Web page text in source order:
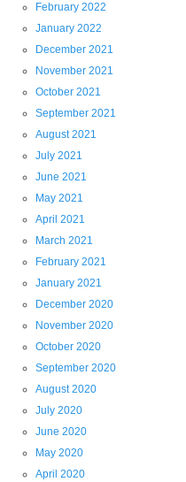
February 2022
January 2022
December 2021
November 2021
October 2021
September 2021
August 2021
July 2021
June 2021
May 2021
April 2021
March 2021
February 2021
January 2021
December 2020
November 2020
October 2020
September 2020
August 2020
July 2020
June 2020
May 2020
April 2020